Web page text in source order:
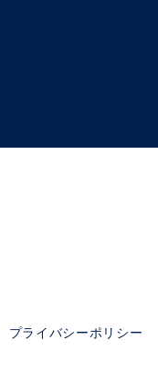
プライバシーポリシー